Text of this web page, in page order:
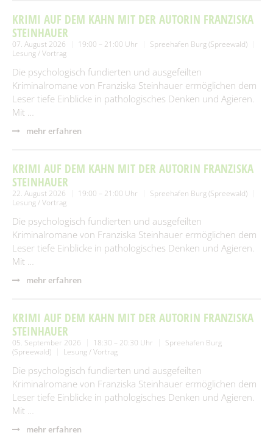
KRIMI AUF DEM KAHN MIT DER AUTORIN FRANZISKA
STEINHAUER
07. August 2026 19:00 – 21:00 Uhr
Spreehafen Burg (Spreewald)
Lesung / Vortrag
Die psychologisch fundierten und ausgefeilten
Kriminalromane von Franziska Steinhauer ermöglichen dem
Leser tiefe Einblicke in pathologisches Denken und Agieren.
Mit …
mehr erfahren
KRIMI AUF DEM KAHN MIT DER AUTORIN FRANZISKA
STEINHAUER
22. August 2026 19:00 – 21:00 Uhr
Spreehafen Burg (Spreewald)
Lesung / Vortrag
Die psychologisch fundierten und ausgefeilten
Kriminalromane von Franziska Steinhauer ermöglichen dem
Leser tiefe Einblicke in pathologisches Denken und Agieren.
Mit …
mehr erfahren
KRIMI AUF DEM KAHN MIT DER AUTORIN FRANZISKA
STEINHAUER
05. September 2026 18:30 – 20:30 Uhr
Spreehafen Burg
(Spreewald)
Lesung / Vortrag
Die psychologisch fundierten und ausgefeilten
Kriminalromane von Franziska Steinhauer ermöglichen dem
Leser tiefe Einblicke in pathologisches Denken und Agieren.
Mit …
mehr erfahren